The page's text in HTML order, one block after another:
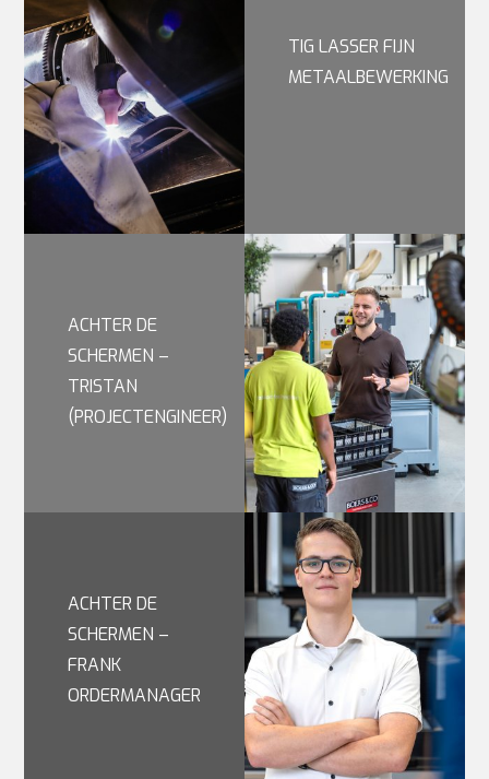
TIG LASSER FIJN
METAALBEWERKING
ACHTER DE
SCHERMEN –
TRISTAN
(PROJECTENGINEER)
ACHTER DE
SCHERMEN –
FRANK
ORDERMANAGER